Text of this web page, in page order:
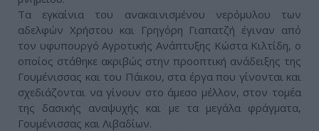
Τα εγκαίνια του ανακαινισμένου νερόμυλου των
αδελφών Χρήστου και Γρηγόρη Γιαπατζή έγιναν από
τον υφυπουργό Αγροτικής Ανάπτυξης Κώστα Κιλτίδη, ο
οποίος στάθηκε ακριβώς στην προοπτική ανάδειξης της
Γουμένισσας και του Πάικου, στα έργα που γίνονται και
σχεδιάζονται να γίνουν στο άμεσο μέλλον, στον τομέα
της δασικής αναψυχής και με τα μεγάλα φράγματα,
Γουμένισσας και Λιβαδίων.